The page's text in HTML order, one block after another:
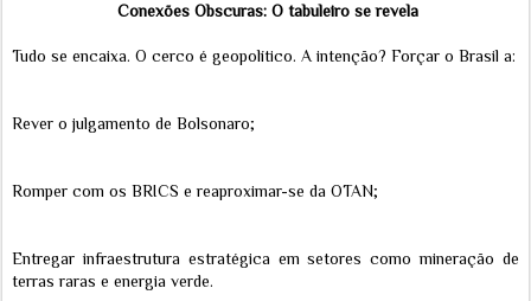
Conexões Obscuras: O tabuleiro se revela
Tudo se encaixa. O cerco é geopolítico. A intenção? Forçar o Brasil a:
Rever o julgamento de Bolsonaro;
Romper com os BRICS e reaproximar-se da OTAN;
Entregar infraestrutura estratégica em setores como mineração de
terras raras e energia verde.